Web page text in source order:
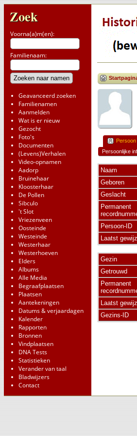
Zoek
Voorna(a)m(en):
Familienaam:
Geavanceerd zoeken
Familienamen
Aanmelden
Wat is er nieuw
Gezocht
Foto's
Documenten
(Levens)Verhalen
Video-opnamen
Aadorp
Bruinehaar
Kloosterhaar
De Pollen
Sibculo
't Slot
Vriezenveen
Oosteinde
Westeinde
Westerhaar
Westerhoeven
Elders
Albums
Alle Media
Begraafplaatsen
Plaatsen
Aantekeningen
Datums & verjaardagen
Kalender
Rapporten
Bronnen
Vindplaatsen
DNA Tests
Statistieken
Verander van taal
Bladwijzers
Contact
Persoon
Persoonlijke
Naam
Geboren
Geslacht
Permanent
Persoon-ID
Laatst
Gezin
Getrouwd
Permanent
Laatst
Gezins-ID